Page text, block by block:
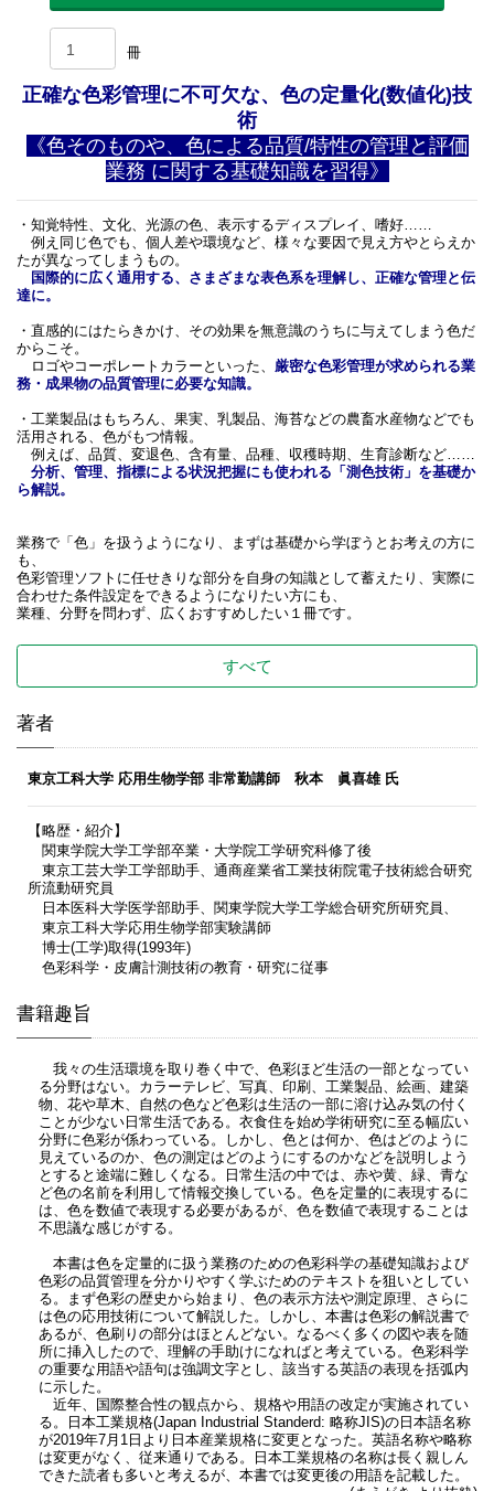
冊
正確な色彩管理に不可欠な、色の定量化(数値化)技
術
《色そのものや、色による品質/特性の管理と評価
業務 に関する基礎知識を習得》
・知覚特性、文化、光源の色、表示するディスプレイ、嗜好……
例え同じ色でも、個人差や環境など、様々な要因で見え方やとらえか
たが異なってしまうもの。
国際的に広く通用する、さまざまな表色系を理解し、正確な管理と伝
達に。
・直感的にはたらきかけ、その効果を無意識のうちに与えてしまう色だ
からこそ。
ロゴやコーポレートカラーといった、 厳密な色彩管理が求められる業
務・成果物の品質管理に必要な知識。
・工業製品はもちろん、果実、乳製品、海苔などの農畜水産物などでも
活用される、色がもつ情報。
例えば、品質、変退色、含有量、品種、収穫時期、生育診断など……
分析、管理、指標による状況把握にも使われる「測色技術」を基礎か
ら解説。
業務で「色」を扱うようになり、まずは基礎から学ぼうとお考えの方に
も、
色彩管理ソフトに任せきりな部分を自身の知識として蓄えたり、実際に
合わせた条件設定をできるようになりたい方にも、
業種、分野を問わず、広くおすすめしたい１冊です。
すべて
著者
東京工科大学 応用生物学部 非常勤講師 秋本 眞喜雄 氏
【略歴・紹介】
関東学院大学工学部卒業・大学院工学研究科修了後
東京工芸大学工学部助手、通商産業省工業技術院電子技術総合研究
所流動研究員
日本医科大学医学部助手、関東学院大学工学総合研究所研究員、
東京工科大学応用生物学部実験講師
博士(工学)取得(1993年)
色彩科学・皮膚計測技術の教育・研究に従事
書籍趣旨
我々の生活環境を取り巻く中で、色彩ほど生活の一部となってい
る分野はない。カラーテレビ、写真、印刷、工業製品、絵画、建築
物、花や草木、自然の色など色彩は生活の一部に溶け込み気の付く
ことが少ない日常生活である。衣食住を始め学術研究に至る幅広い
分野に色彩が係わっている。しかし、色とは何か、色はどのように
見えているのか、色の測定はどのようにするのかなどを説明しよう
とすると途端に難しくなる。日常生活の中では、赤や黄、緑、青な
ど色の名前を利用して情報交換している。色を定量的に表現するに
は、色を数値で表現する必要があるが、色を数値で表現することは
不思議な感じがする。
本書は色を定量的に扱う業務のための色彩科学の基礎知識および
色彩の品質管理を分かりやすく学ぶためのテキストを狙いとしてい
る。まず色彩の歴史から始まり、色の表示方法や測定原理、さらに
は色の応用技術について解説した。しかし、本書は色彩の解説書で
あるが、色刷りの部分はほとんどない。なるべく多くの図や表を随
所に挿入したので、理解の手助けになればと考えている。色彩科学
の重要な用語や語句は強調文字とし、該当する英語の表現を括弧内
に示した。
近年、国際整合性の観点から、規格や用語の改定が実施されてい
る。日本工業規格(Japan Industrial Standerd: 略称JIS)の日本語名称
が2019年7月1日より日本産業規格に変更となった。英語名称や略称
は変更がなく、従来通りである。日本工業規格の名称は長く親しん
できた読者も多いと考えるが、本書では変更後の用語を記載した。